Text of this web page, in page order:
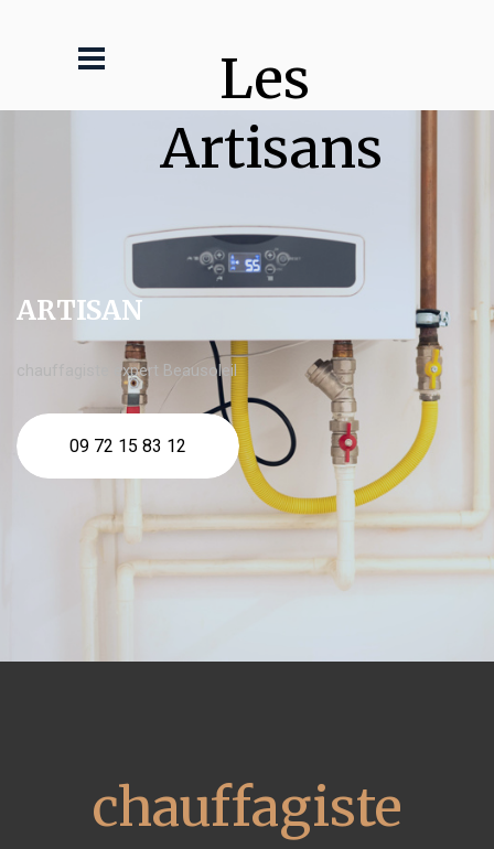
Les
Artisans
ARTISAN
chauffagiste expert Beausoleil
09 72 15 83 12
chauffagiste